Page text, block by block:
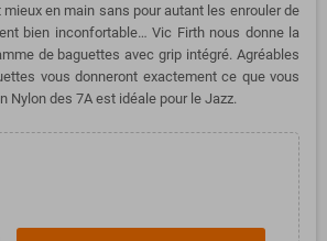
en main sans pour autant les enrouler de
bien inconfortable… Vic Firth nous donne la
de baguettes avec grip intégré. Agréables
vous donneront exactement ce que vous
Nylon des 7A est idéale pour le Jazz.